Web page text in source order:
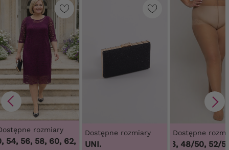
rozmiary
56, 58, 60, 62, 64 , 48, 50, 54, 56, 58, 60, 62, 64
Dostępne rozmiary
UNI.
Dostępne
44/46, 48/50, 52/